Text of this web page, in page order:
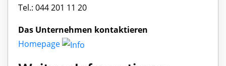
Tel.: 044 201 11 20
Das Unternehmen kontaktieren
Homepage